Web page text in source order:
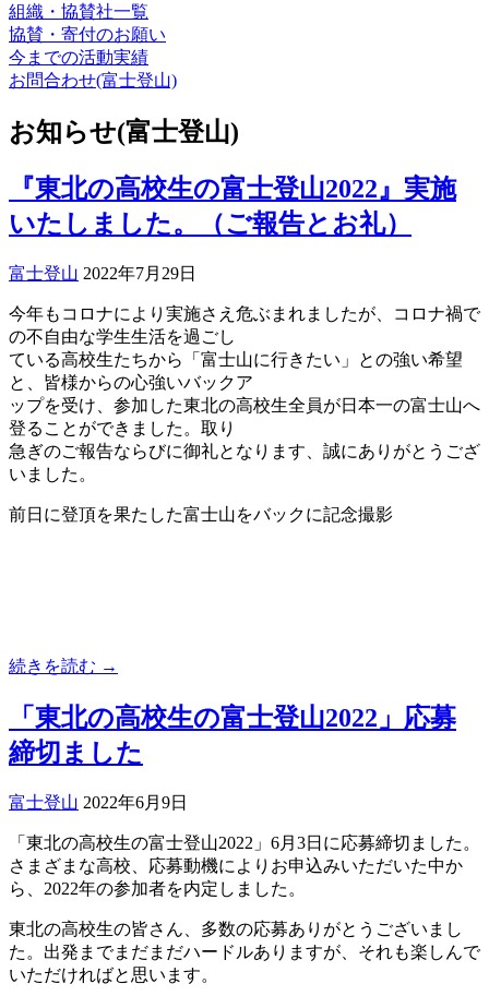
組織・協賛社一覧
協賛・寄付のお願い
今までの活動実績
お問合わせ(富士登山)
お知らせ(富士登山)
『東北の高校生の富士登山2022』実施
いたしました。（ご報告とお礼）
富士登山 2022年7月29日
今年もコロナにより実施さえ危ぶまれましたが、コロナ禍で
の不自由な学生生活を過ごし
ている高校生たちから「富士山に行きたい」との強い希望
と、皆様からの心強いバックア
ップを受け、参加した東北の高校生全員が日本一の富士山へ
登ることができました。取り
急ぎのご報告ならびに御礼となります、誠にありがとうござ
いました。
前日に登頂を果たした富士山をバックに記念撮影
続きを読む →
「東北の高校生の富士登山2022」応募
締切ました
富士登山 2022年6月9日
「東北の高校生の富士登山2022」6月3日に応募締切ました。
さまざまな高校、応募動機によりお申込みいただいた中か
ら、2022年の参加者を内定しました。
東北の高校生の皆さん、多数の応募ありがとうございまし
た。出発までまだまだハードルありますが、それも楽しんで
いただければと思います。